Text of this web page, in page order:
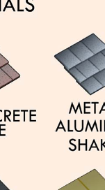
YONG WON